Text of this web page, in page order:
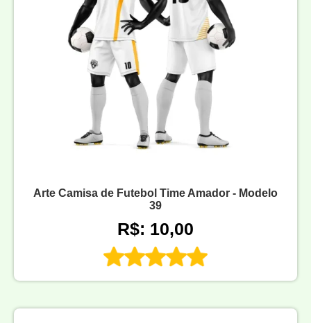
Arte Camisa de Futebol Time Amador - Modelo
39
R$: 10,00